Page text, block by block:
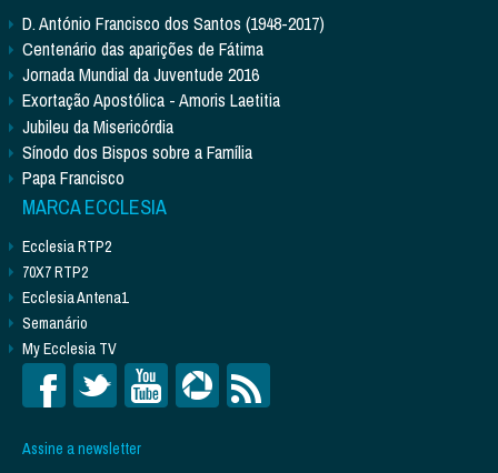
D. António Francisco dos Santos (1948-2017)
Centenário das aparições de Fátima
Jornada Mundial da Juventude 2016
Exortação Apostólica - Amoris Laetitia
Jubileu da Misericórdia
Sínodo dos Bispos sobre a Família
Papa Francisco
MARCA ECCLESIA
Ecclesia RTP2
70X7 RTP2
Ecclesia Antena1
Semanário
My Ecclesia TV
Assine a newsletter